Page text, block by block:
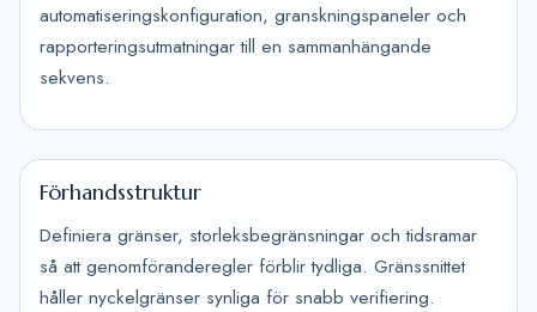
automatiseringskonfiguration, granskningspaneler och
rapporteringsutmatningar till en sammanhängande
sekvens.
Förhandsstruktur
Definiera gränser, storleksbegränsningar och tidsramar
så att genomföranderegler förblir tydliga. Gränssnittet
håller nyckelgränser synliga för snabb verifiering.